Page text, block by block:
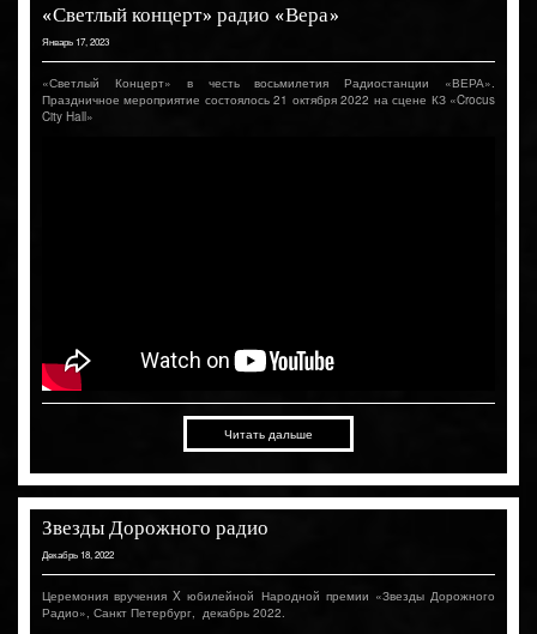
«Светлый концерт» радио «Вера»
Январь 17, 2023
«Светлый Концерт» в честь восьмилетия Радиостанции «ВЕРА».
Праздничное мероприятие состоялось 21 октября 2022 на сцене КЗ «Crocus
City Hall»
Читать дальше
Звезды Дорожного радио
Декабрь 18, 2022
Церемония вручения X юбилейной Народной премии «Звезды Дорожного
Радио», Санкт Петербург, декабрь 2022.